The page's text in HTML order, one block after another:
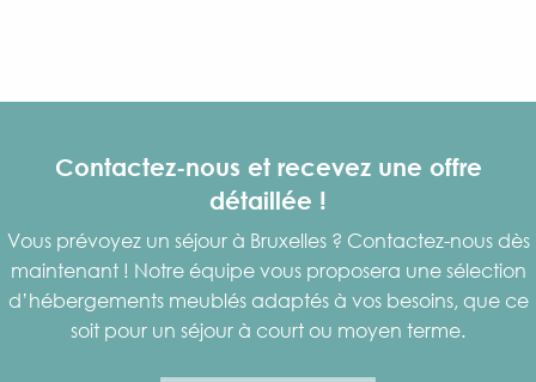
Contactez-nous et recevez une offre
détaillée !
Vous prévoyez un séjour à Bruxelles ? Contactez-nous dès
maintenant ! Notre équipe vous proposera une sélection
d’hébergements meublés adaptés à vos besoins, que ce
soit pour un séjour à court ou moyen terme.